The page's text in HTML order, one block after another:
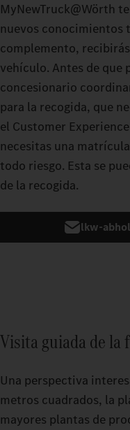
MyNewTruck@Wörth
nuevos conocimientos
complemento,
vehículo. Antes de que
concesionario
para la recogida, que
el Customer
necesitas una
todo riesgo. Esta se
de la recogida.
lkw-
Visita guiada de la
Una perspectiva
metros cuadrados, la
mayores plantas de